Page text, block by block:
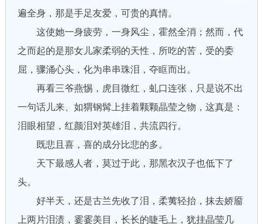
遍全身，那是手足友爱，可贵的真情。
这使她一身疲劳，一身风尘，霍然全消；然而，代
之而起的是那女儿家柔弱的天性，所吃的苦，受的委
屈，骤涌心头，化为串串珠泪，夺眶而出。
再看三爷燕惕，虎目微红，虬口连张，只是说不出
一句话儿来、如猬钢髯上挂着颗颗晶莹之物，这真是：
泪眼相望，红颜泪对英雄泪，共流四行。
既悲且喜，喜的成分比悲的多。
天下最感人者，莫过于此，那黑衣汉子也低下了
头。
好半天，还是古兰先收了泪，柔荑轻抬，抹去娇靥
上两片泪渍，霎霎美目，长长的睫毛上，犹挂晶莹几